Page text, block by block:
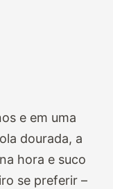
e em uma
dourada, a
hora e suco
se preferir –